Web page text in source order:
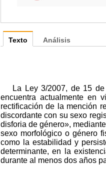
Texto
La Ley 3/2007, de 15
encuentra actualmente en
rectificación de la mención
discordante con su sexo
disforia de género»,
sexo morfológico o género
como la estabilidad y
determinante, en la
durante al menos dos años
Análisis